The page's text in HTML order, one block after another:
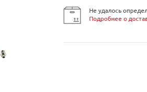
Не удалось
Подробнее о